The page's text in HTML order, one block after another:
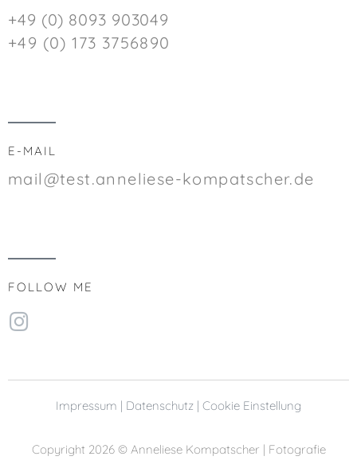
+49 (0) 8093 903049
+49 (0) 173 3756890
E-MAIL
mail@test.anneliese-kompatscher.de
FOLLOW ME
Impressum | Datenschutz | Cookie Einstellung
Copyright 2026 © Anneliese Kompatscher | Fotografie